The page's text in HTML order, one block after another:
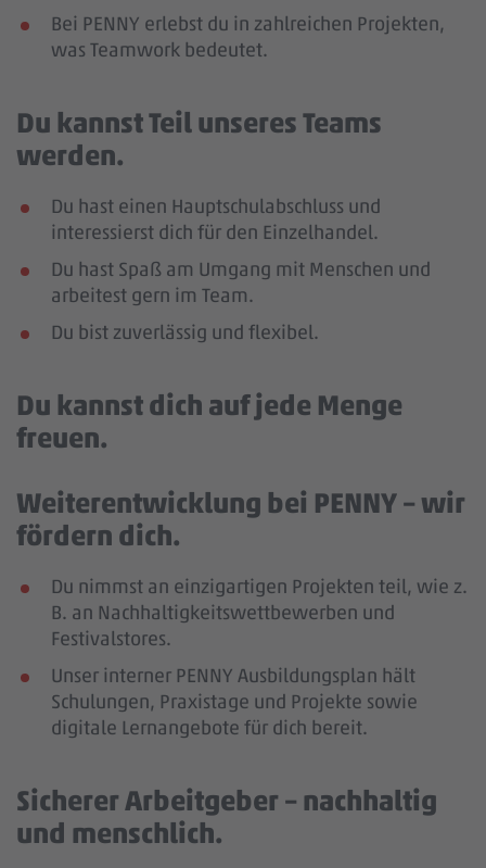
Bei PENNY erlebst du in zahlreichen Projekten,
was Teamwork bedeutet.
Du kannst Teil unseres Teams
werden.
Du hast einen Hauptschulabschluss und
interessierst dich für den Einzelhandel.
Du hast Spaß am Umgang mit Menschen und
arbeitest gern im Team.
Du bist zuverlässig und flexibel.
Du kannst dich auf jede Menge
freuen.
Weiterentwicklung bei PENNY – wir
fördern dich.
Du nimmst an einzigartigen Projekten teil, wie z.
B. an Nachhaltigkeitswettbewerben und
Festivalstores.
Unser interner PENNY Ausbildungsplan hält
Schulungen, Praxistage und Projekte sowie
digitale Lernangebote für dich bereit.
Sicherer Arbeitgeber – nachhaltig
und menschlich.